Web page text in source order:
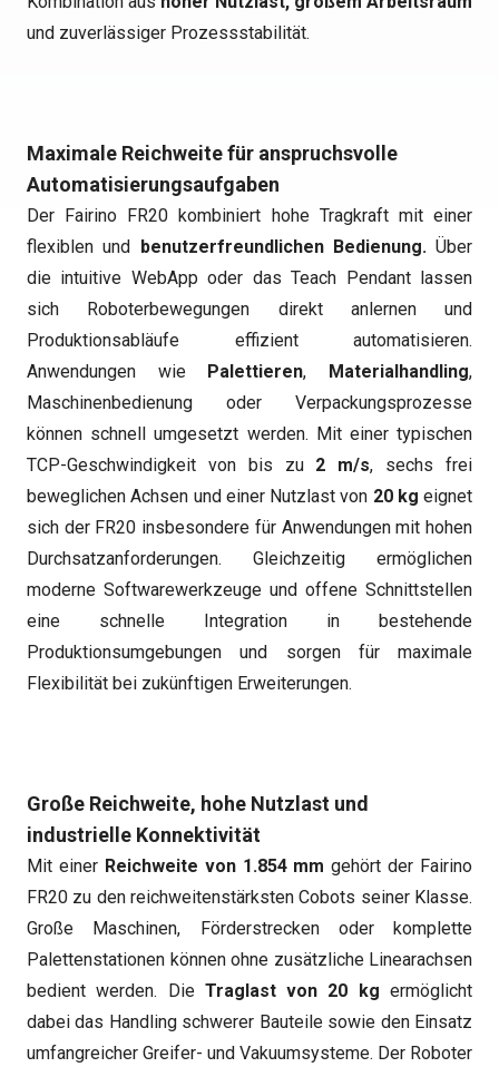
und zuverlässiger Prozessstabilität.
Maximale Reichweite für anspruchsvolle
Automatisierungsaufgaben
Der Fairino FR20 kombiniert hohe Tragkraft mit einer
flexiblen und benutzerfreundlichen Bedienung. Über
die intuitive WebApp oder das Teach Pendant lassen
sich Roboterbewegungen direkt anlernen und
Produktionsabläufe effizient automatisieren.
Anwendungen wie Palettieren, Materialhandling,
Maschinenbedienung oder Verpackungsprozesse
können schnell umgesetzt werden. Mit einer typischen
TCP-Geschwindigkeit von bis zu 2 m/s, sechs frei
beweglichen Achsen und einer Nutzlast von 20 kg eignet
sich der FR20 insbesondere für Anwendungen mit hohen
Durchsatzanforderungen. Gleichzeitig ermöglichen
moderne Softwarewerkzeuge und offene Schnittstellen
eine schnelle Integration in bestehende
Produktionsumgebungen und sorgen für maximale
Flexibilität bei zukünftigen Erweiterungen.
Große Reichweite, hohe Nutzlast und
industrielle Konnektivität
Mit einer Reichweite von 1.854 mm gehört der Fairino
FR20 zu den reichweitenstärksten Cobots seiner Klasse.
Große Maschinen, Förderstrecken oder komplette
Palettenstationen können ohne zusätzliche Linearachsen
bedient werden. Die Traglast von 20 kg ermöglicht
dabei das Handling schwerer Bauteile sowie den Einsatz
umfangreicher Greifer- und Vakuumsysteme. Der Roboter